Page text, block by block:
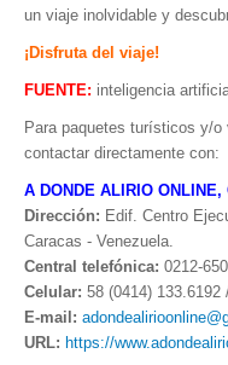
un viaje inolvidable y
¡Disfruta del viaje!
FUENTE: inteligencia
Para paquetes turísticos y/o
contactar directamente con:
A DONDE ALIRIO ONLINE,
Dirección: Edif. Centro
Caracas - Venezuela.
Central telefónica: 0212-
Celular: 58 (0414) 133.6192
E-mail:
URL: https://